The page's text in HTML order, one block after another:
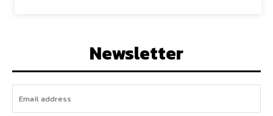
Newsletter